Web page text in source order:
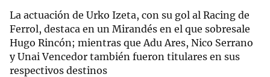
La actuación de Urko Izeta, con su gol al Racing de
Ferrol, destaca en un Mirandés en el que sobresale
Hugo Rincón; mientras que Adu Ares, Nico Serrano
y Unai Vencedor también fueron titulares en sus
respectivos destinos